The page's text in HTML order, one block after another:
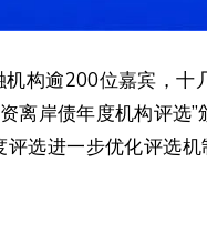
构逾200位嘉宾，十
离岸债年度机构评选
选进一步优化评选